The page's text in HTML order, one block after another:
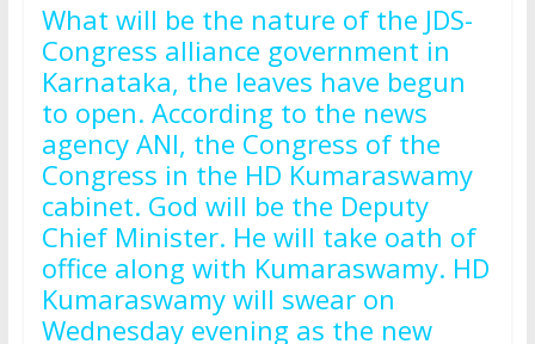
What will be the nature of the JDS-
Congress alliance government in
Karnataka, the leaves have begun
to open. According to the news
agency ANI, the Congress of the
Congress in the HD Kumaraswamy
cabinet. God will be the Deputy
Chief Minister. He will take oath of
office along with Kumaraswamy. HD
Kumaraswamy will swear on
Wednesday evening as the new